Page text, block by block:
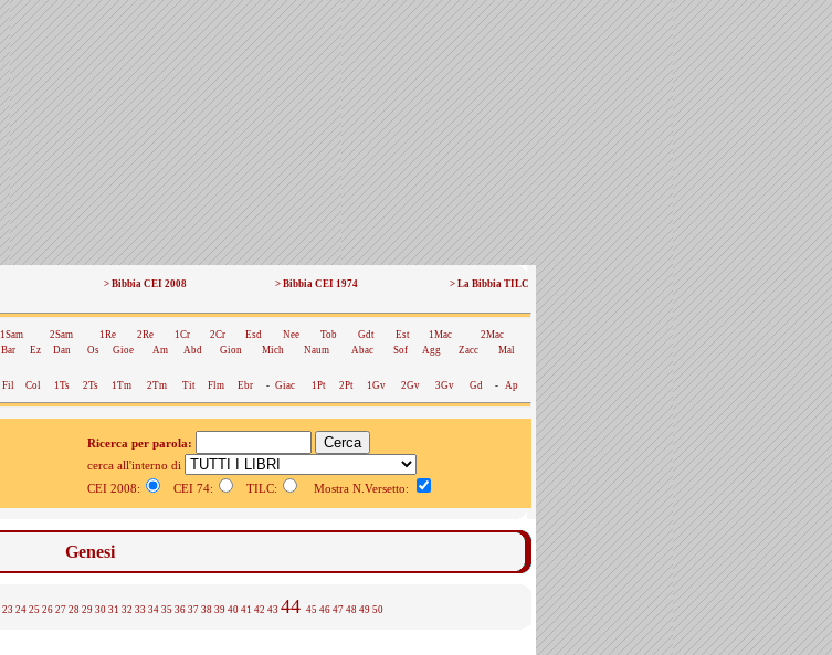
> Bibbia CEI 2008 > Bibbia CEI 1974 > La Bibbia TILC
1Sam 2Sam 1Re 2Re 1Cr 2Cr Esd Nee Tob Gdt Est 1Mac
2Mac
Bar Ez Dan Os Gioe Am Abd Gion Mich Naum Abac Sof Agg Zacc Mal
Fil Col 1Ts 2Ts 1Tm 2Tm Tit Flm Ebr - Giac 1Pt 2Pt 1Gv 2Gv 3Gv Gd - Ap
Ricerca per parola:
cerca all'interno di
CEI 2008:
CEI 74: TILC: Mostra N.Versetto:
Genesi
23 24 25 26 27 28 29 30 31 32 33 34 35 36 37 38 39 40 41 42 43 44 45 46 47 48 49 50